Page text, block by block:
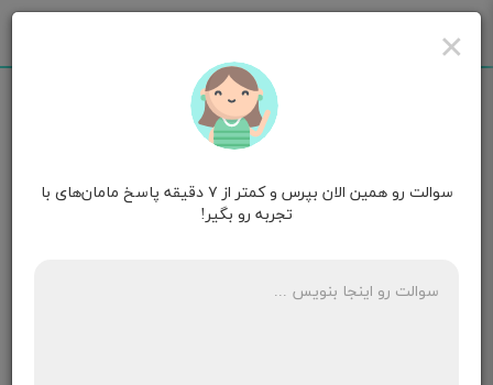
مامان حلما ۳ سالگی
بهداشت کوتاهی میزنه چکار کنم
×
سوالت رو همین الان بپرس و کمتر از ۷ دقیقه پاسخ مامان‌های با
تجربه رو بگیر!